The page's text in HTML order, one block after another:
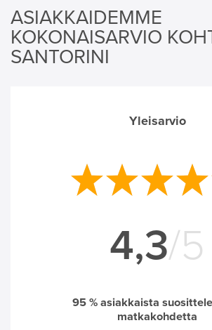
ASIAKKAIDEMME
KOKONAISARVIO
SANTORINI
Yleisarvio
4,3/5
95% asiakkaista
matkakohdetta